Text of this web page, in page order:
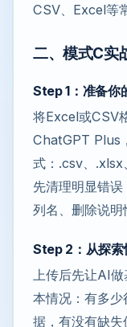
CSV、Excel等
二、模式C实
Step 1：准备你
将Excel或CSV
ChatGPT Plus
式：.csv、.xlsx
先清理明显错
列名、删除说明
Step 2：从探索
上传后先让AI
本情况：有多
据，有没有缺失